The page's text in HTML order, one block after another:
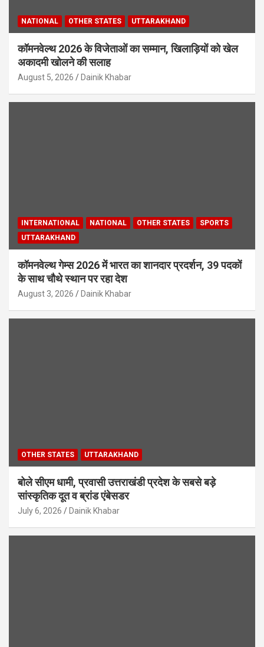
NATIONAL OTHER STATES UTTARAKHAND
कॉमनवेल्थ 2026 के विजेताओं का सम्मान, खिलाड़ियों को खेल
अकादमी खोलने की सलाह
August 5, 2026 Dainik Khabar
INTERNATIONAL NATIONAL OTHER STATES
SPORTS
UTTARAKHAND
कॉमनवेल्थ गेम्स 2026 में भारत का शानदार प्रदर्शन, 39 पदकों
के साथ चौथे स्थान पर रहा देश
August 3, 2026 Dainik Khabar
OTHER STATES UTTARAKHAND
बोले सीएम धामी, प्रवासी उत्तराखंडी प्रदेश के सबसे बड़े
सांस्कृतिक दूत व ब्रांड एंबेसडर
July 6, 2026 Dainik Khabar